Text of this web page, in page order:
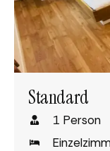
Standard
1 Person